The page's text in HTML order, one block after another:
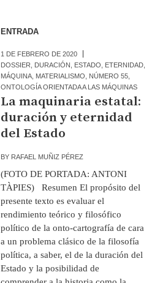
ENTRADA
1 DE FEBRERO DE 2020
DOSSIER
DURACIÓN ESTADO ETERNIDAD
MÁQUINA MATERIALISMO NÚMERO 55
ONTOLOGÍA ORIENTADA A LAS MÁQUINAS
La maquinaria estatal:
duración y eternidad
del Estado
BY RAFAEL MUÑIZ PÉREZ
(FOTO DE PORTADA: ANTONI
TÀPIES) Resumen El propósito del
presente texto es evaluar el
rendimiento teórico y filosófico
político de la onto-cartografía de cara
a un problema clásico de la filosofía
política, a saber, el de la duración del
Estado y la posibilidad de